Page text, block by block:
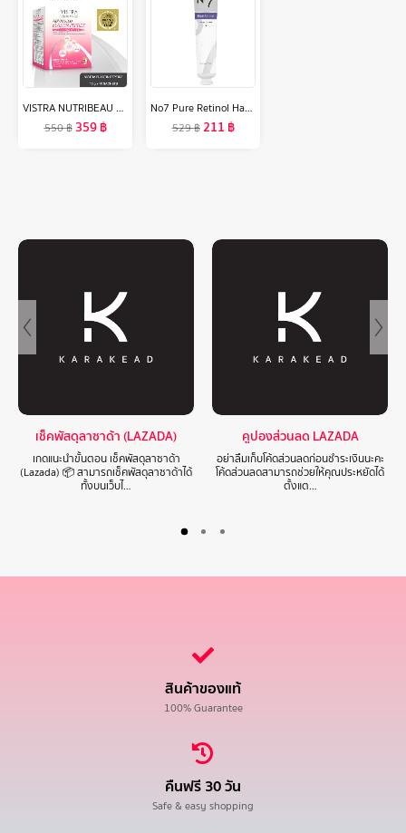
VISTRA NUTRIBEAU ADVANCED ELASTIN PEPTIDE PLUS COLLAGEN 5000 mg ( 10 PC / Box ) วิสทร้า แอดวานซ์ อิลาสติน เปปไทด์ พลัส คอลลาเจน 5000 มก. / ต่อซอง ( 1 กล่อง บรรจุ 10 ซอง )
550฿ 359฿
No7 Pure Retinol Hand Cream 75ML นัมเบอร์เซเว่น เพียว เรตินอล แฮนด์ ครีม 75 มล.
529฿211 ฿
เช็คพัสดุลาซาด้า (LAZADA)
เกดแนะนำขั้นตอน เช็คพัสดุลาซาด้า
(Lazada) 📦 สามารถเช็คพัสดุลาซาด้าได้
ทั้งบนเว็บไ…
คูปองส่วนลด LAZADA
อย่าลืมเก็บโค้ดส่วนลดก่อนชำระเงินนะคะ
โค้ดส่วนลดสามารถช่วยให้คุณประหยัดได้
ตั้งแต…
สินค้าของแท้
100% Guarantee
คืนฟรี 30 วัน
Safe & easy shopping